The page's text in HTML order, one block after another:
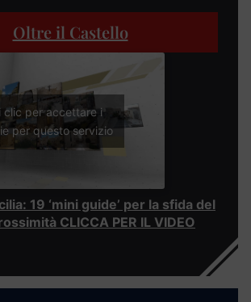
Oltre il Castello
clic per accettare i
per questo servizio
19 ‘mini guide’ per la sfida del
CLICCA PER IL VIDEO